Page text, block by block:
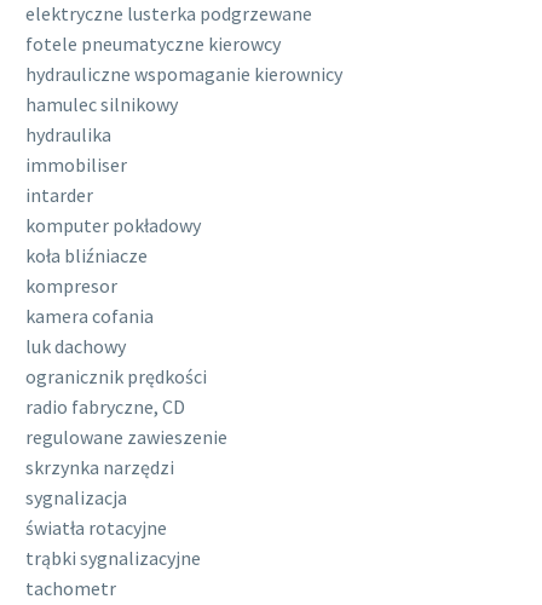
elektryczne lusterka podgrzewane
fotele pneumatyczne kierowcy
hydrauliczne wspomaganie kierownicy
hamulec silnikowy
hydraulika
immobiliser
intarder
komputer pokładowy
koła bliźniacze
kompresor
kamera cofania
luk dachowy
ogranicznik prędkości
radio fabryczne, CD
regulowane zawieszenie
skrzynka narzędzi
sygnalizacja
światła rotacyjne
trąbki sygnalizacyjne
tachometr